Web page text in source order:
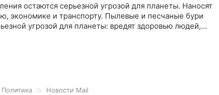
остаются серьезной угрозой для планеты. Наносят
экономике и транспорту. Пылевые и песчаные бури
угрозой для планеты: вредят здоровью людей,
Политика Новости Mail